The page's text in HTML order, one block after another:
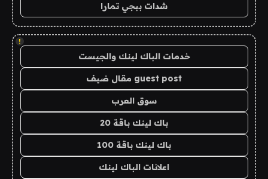
شدات ببجي تمارا
!
خدمات الباك لينك والجيست
guest post مقال ضيف
سوق العرب
باك لينك باقة 20
باك لينك باقة 100
اعلانات الباك لينك